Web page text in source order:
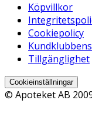
Köpvillkor
Cookiepolicy
Tillgänglighet
Cookieinställningar
© Apoteket AB